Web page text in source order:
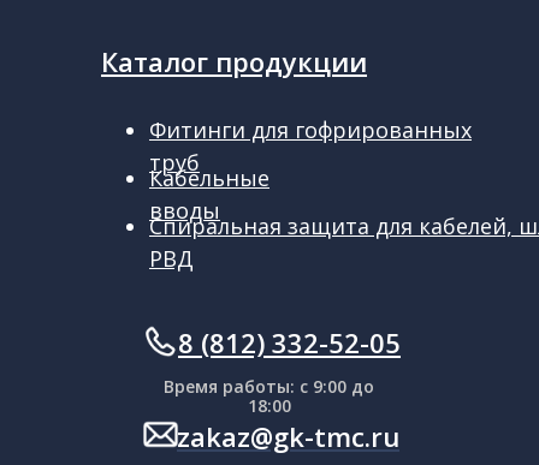
Время работы: с 9:00 до
18:00
zakaz@gk-tmc.ru
ㅤㅤ8 (812) 332-52-05
Каталог продукции
Спиральная защита для кабелей,
РВД
Кабельные
вводы
Фитинги для гофрированных
труб